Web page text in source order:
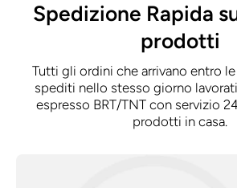
Spedizione Rapida
prodotti
Tutti gli ordini che arrivano entro le
spediti nello stesso giorno
espresso BRT/TNT con servizio
prodotti in casa.